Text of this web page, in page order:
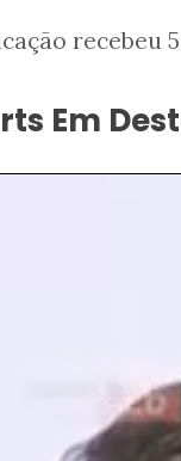
recebeu
Em